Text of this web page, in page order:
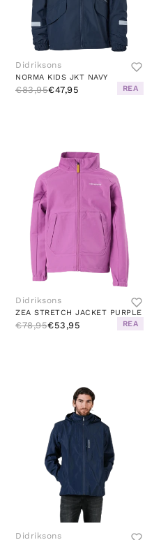
Didriksons
NORMA KIDS JKT NAVY
€83,95€47,95 REA
Didriksons
ZEA STRETCH JACKET PURPLE
€78,95€53,95 REA
Didriksons